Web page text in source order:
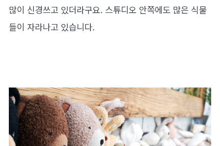
많이 신경쓰고 있더라구요. 스튜디오 안쪽에도 많은 식물
들이 자라나고 있습니다.